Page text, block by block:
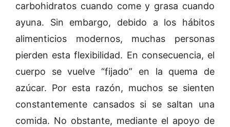
carbohidratos cuando come y grasa cuando
ayuna. Sin embargo, debido a los hábitos
alimenticios modernos, muchas personas
pierden esta flexibilidad. En consecuencia, el
cuerpo se vuelve “fijado” en la quema de
azúcar. Por esta razón, muchos se sienten
constantemente cansados si se saltan una
comida. No obstante, mediante el apoyo de